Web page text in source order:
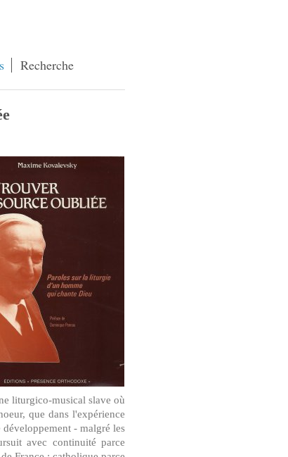
Recherche
liturgico-musical slave où
que dans l'expérience
- malgré les
avec continuité parce